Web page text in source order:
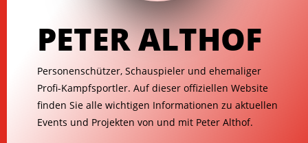
PETER ALTHOF
Personenschützer, Schauspieler und ehemaliger
Profi-Kampfsportler. Auf dieser offiziellen Website
finden Sie alle wichtigen Informationen zu aktuellen
Events und Projekten von und mit Peter Althof.